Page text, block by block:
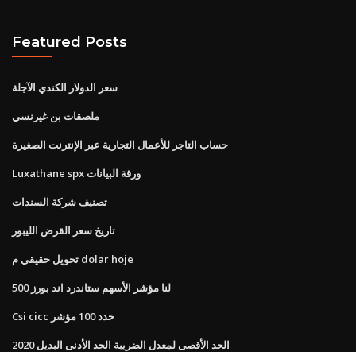
Featured Posts
سعر الدولار الكندي الآجلة
ملصقات بن غيرنسي
حساب التاجر للأعمال التجارية عبر الإنترنت الصغيرة
Luxathane spx ورقة البيانات
تصنيف شركة السندات
تاريخ سعر القرض الليبور
تحويل حقيقي م dolar hoje
لنا مؤشر الأسهم ستاندرد اند بورز 500
Csi cicc حدد 100 مؤشر
الحد الأقصى لمعدل الضريبة الحد الأدنى البديل 2020